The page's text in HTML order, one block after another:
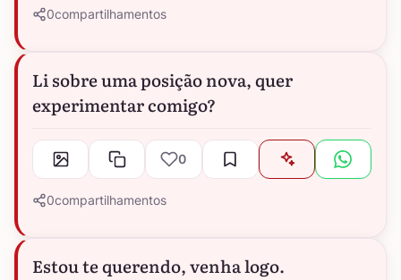
0compartilhamentos
Li sobre uma posição nova, quer
experimentar comigo?
0
0compartilhamentos
Estou te querendo, venha logo.